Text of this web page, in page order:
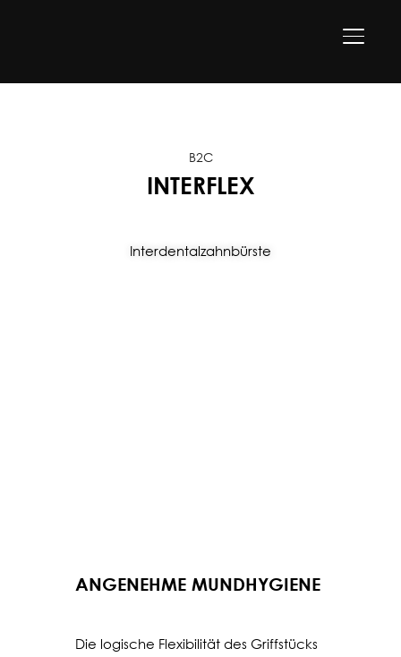
B2C
INTERFLEX
Interdentalzahnbürste
ANGENEHME MUNDHYGIENE
Die logische Flexibilität des Griffstücks